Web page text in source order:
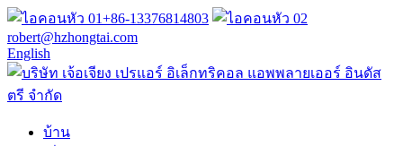
+86-13376814803
robert@hzhongtai.com
English
บ้าน